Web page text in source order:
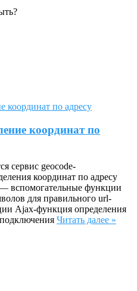
координат по
сервис geocode-
координат по адресу
вспомогательные функции
для правильного url-
Ajax-функция определения
Читать далее »